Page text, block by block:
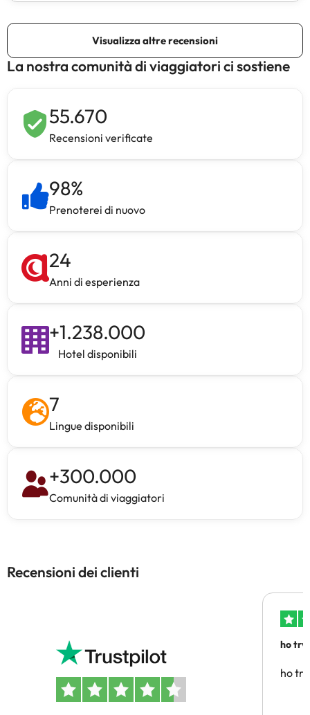
La nostra comunità di viaggiatori ci sostiene
55.670
Recensioni verificate
98%
Prenoterei di nuovo
24
Anni di esperienza
+1.238.000
Hotel disponibili
7
Lingue disponibili
+300.000
Comunità di viaggiatori
Recensioni dei clienti
ho
ho